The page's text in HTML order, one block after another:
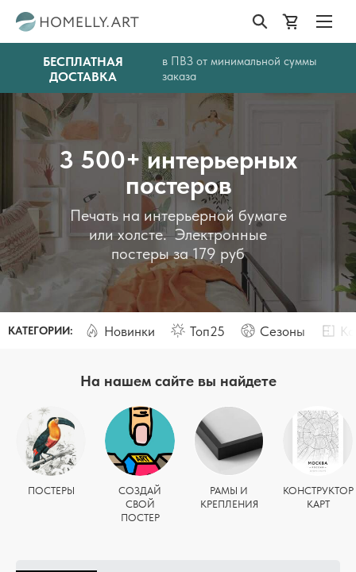
БЕСПЛАТНАЯ
ДОСТАВКА
в ПВЗ от минимальной суммы
заказа
3 500+ интерьерных
постеров
Печать на интерьерной бумаге
или холсте. Электронные
постеры за 179 руб
КАТЕГОРИИ: Новинки Топ25 Сезоны
На нашем сайте вы найдете
ПОСТЕРЫ
СОЗДАЙ
СВОЙ
ПОСТЕР
РАМЫ И
КРЕПЛЕНИЯ
КОНСТРУКТОР
КАРТ